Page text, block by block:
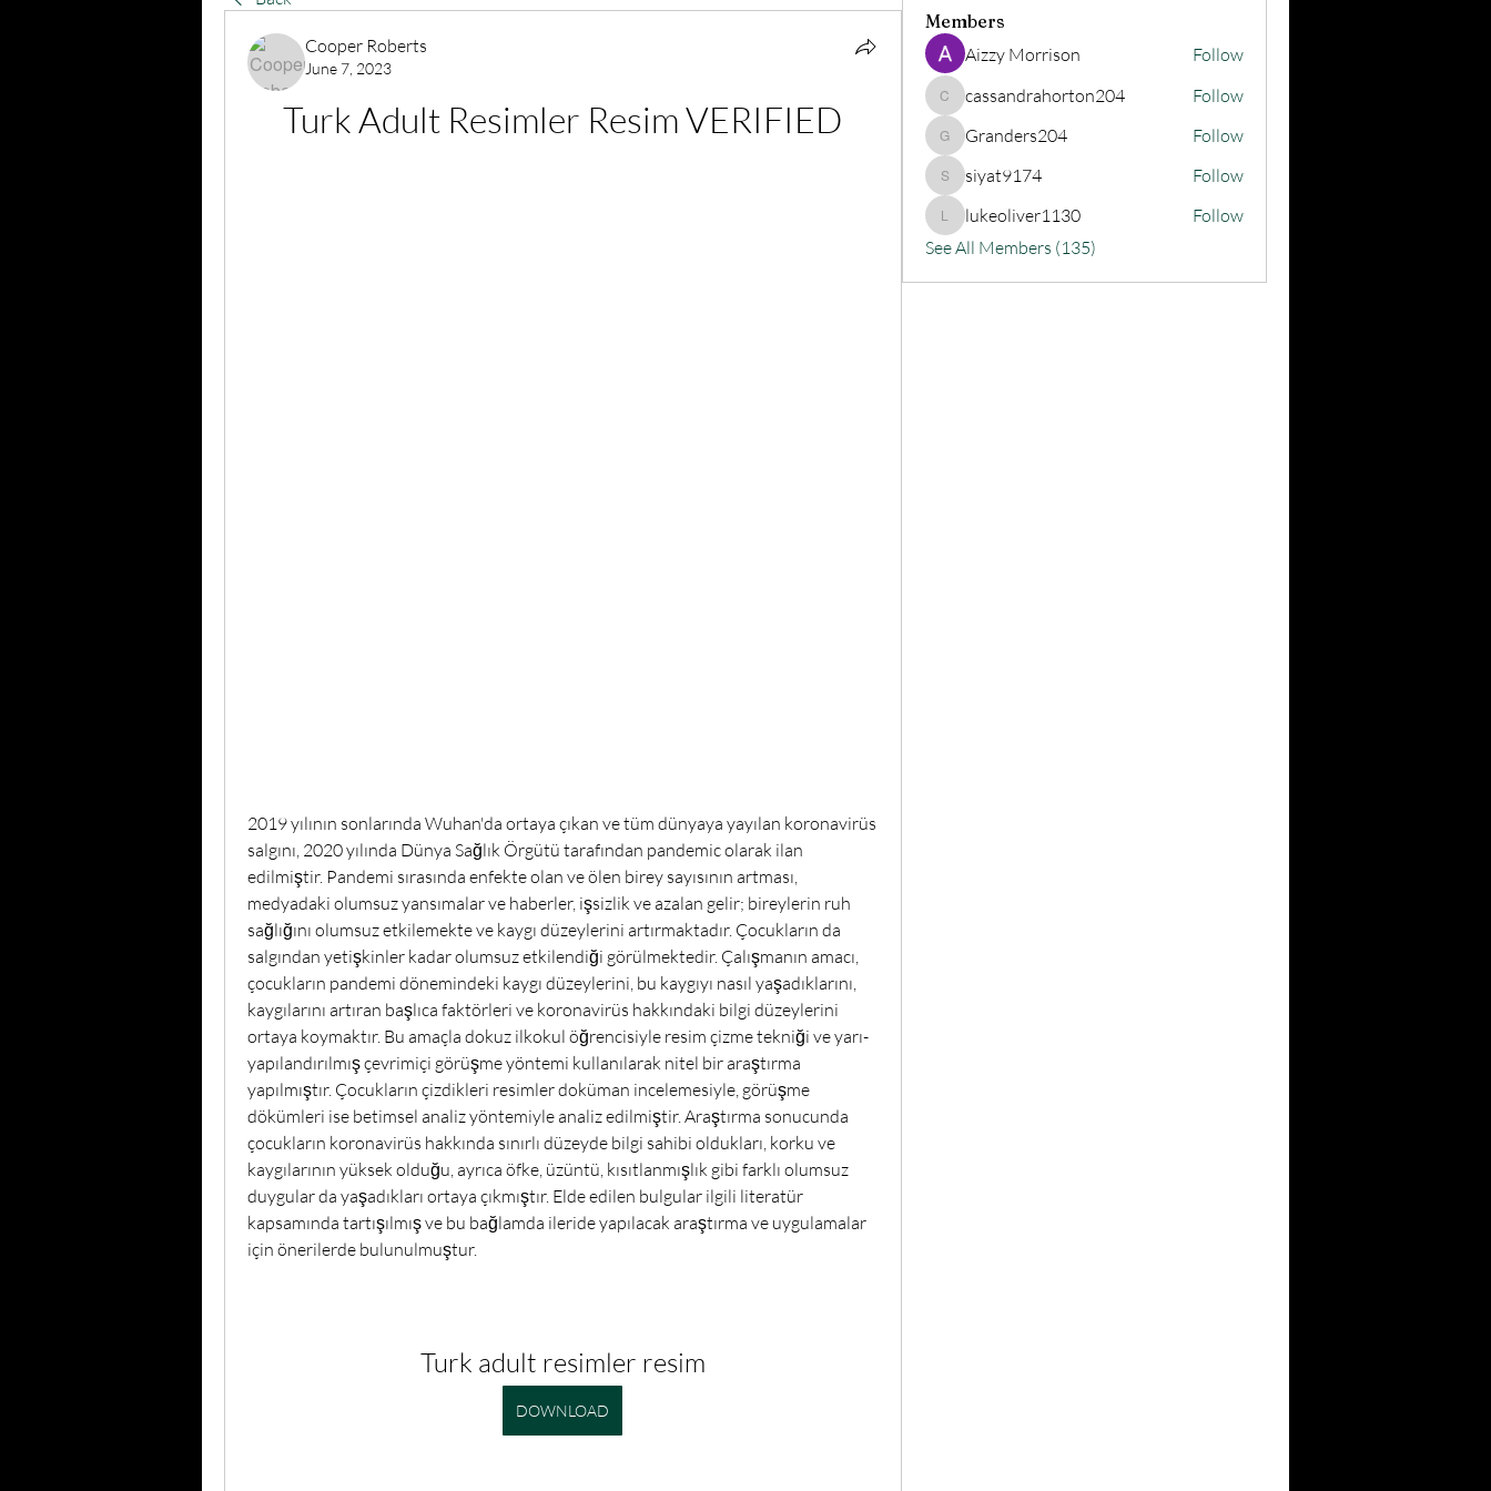
Cooper Roberts
June 7, 2023
Turk Adult Resimler Resim VERIFIED
2019 yılının sonlarında Wuhan'da ortaya çıkan ve tüm dünyaya yayılan koronavirüs
salgını, 2020 yılında Dünya Sağlık Örgütü tarafından pandemic olarak ilan
edilmiştir. Pandemi sırasında enfekte olan ve ölen birey sayısının artması,
medyadaki olumsuz yansımalar ve haberler, işsizlik ve azalan gelir; bireylerin ruh
sağlığını olumsuz etkilemekte ve kaygı düzeylerini artırmaktadır. Çocukların da
salgından yetişkinler kadar olumsuz etkilendiği görülmektedir. Çalışmanın amacı,
çocukların pandemi dönemindeki kaygı düzeylerini, bu kaygıyı nasıl yaşadıklarını,
kaygılarını artıran başlıca faktörleri ve koronavirüs hakkındaki bilgi düzeylerini
ortaya koymaktır. Bu amaçla dokuz ilkokul öğrencisiyle resim çizme tekniği ve yarı-
yapılandırılmış çevrimiçi görüşme yöntemi kullanılarak nitel bir araştırma
yapılmıştır. Çocukların çizdikleri resimler doküman incelemesiyle, görüşme
dökümleri ise betimsel analiz yöntemiyle analiz edilmiştir. Araştırma sonucunda
çocukların koronavirüs hakkında sınırlı düzeyde bilgi sahibi oldukları, korku ve
kaygılarının yüksek olduğu, ayrıca öfke, üzüntü, kısıtlanmışlık gibi farklı olumsuz
duygular da yaşadıkları ortaya çıkmıştır. Elde edilen bulgular ilgili literatür
kapsamında tartışılmış ve bu bağlamda ileride yapılacak araştırma ve uygulamalar
için önerilerde bulunulmuştur.
Turk adult resimler resim
DOWNLOAD
Members
Aizzy Morrison
Follow
cassandrahorton204
cassandrahorton204 Follow
Granders204
Granders204 Follow
siyat9174
siyat9174 Follow
lukeoliver1130
lukeoliver1130
Follow
See All Members (135)